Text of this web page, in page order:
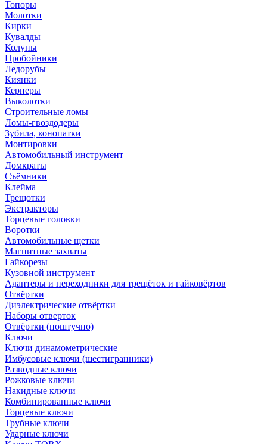
Топоры
Молотки
Кирки
Кувалды
Колуны
Пробойники
Ледорубы
Киянки
Кернеры
Выколотки
Строительные ломы
Ломы-гвоздодеры
Зубила, конопатки
Монтировки
Автомобильный инструмент
Домкраты
Съёмники
Клейма
Трещотки
Экстракторы
Торцевые головки
Воротки
Автомобильные щетки
Магнитные захваты
Гайкорезы
Кузовной инструмент
Адаптеры и переходники для трещёток и гайковёртов
Отвёртки
Диэлектрические отвёртки
Наборы отверток
Отвёртки (поштучно)
Ключи
Ключи динамометрические
Имбусовые ключи (шестигранники)
Разводные ключи
Рожковые ключи
Накидные ключи
Комбинированные ключи
Торцевые ключи
Трубные ключи
Ударные ключи